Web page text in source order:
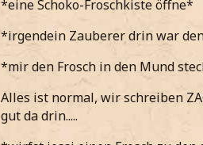
*eine Schoko-Froschkiste öffne*
*irgendein Zauberer drin war
*mir den Frosch in den Mund
Alles ist normal, wir schreiben
gut da drin.....